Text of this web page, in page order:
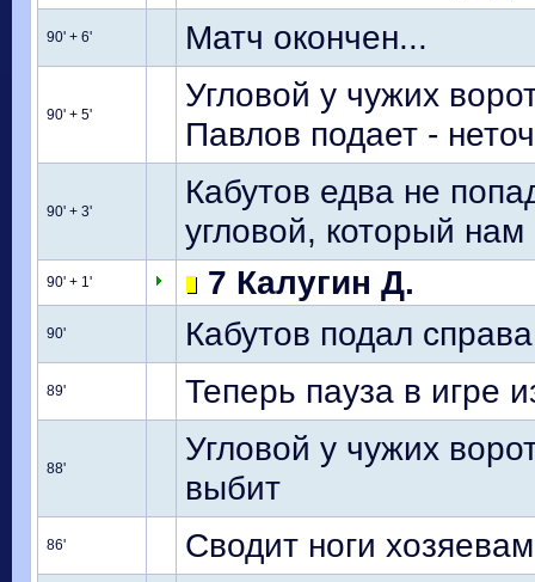
90' + 6' Матч окончен...
90' + 5'
Угловой у чужих
Павлов подает -
90' + 3'
Кабутов едва не
угловой, который
90' + 1' 7 Калугин Д.
90' Кабутов подал
89' Теперь пауза в игре
88'
Угловой у чужих
выбит
86' Сводит ноги хозяевам